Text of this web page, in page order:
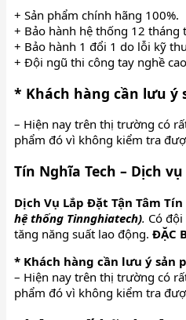
+ Sản phẩm chính hãng 100%.
+ Bảo hành hệ thống 12 tháng
+ Bảo hành 1 đổi 1 do lỗi kỹ
+ Đội ngũ thi công tay nghề
* Khách hàng cần lưu ý
– Hiện nay trên thị trường có
phẩm đó vì không kiểm tra
Tín Nghĩa Tech – Dịch
Dịch Vụ Lắp Đặt Tận Tâm
hệ thống Tinnghiatech). Có
tăng năng suất lao động. ĐẶC
* Khách hàng cần lưu ý sản
– Hiện nay trên thị trường có
phẩm đó vì không kiểm tra